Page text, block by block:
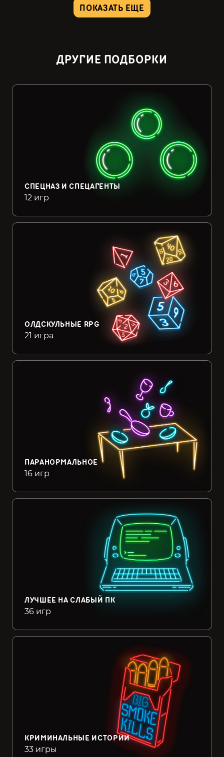
ПОКАЗАТЬ ЕЩЕ
ДРУГИЕ ПОДБОРКИ
СПЕЦНАЗ И СПЕЦАГЕНТЫ
12 игр
ОЛДСКУЛЬНЫЕ RPG
21 игра
ПАРАНОРМАЛЬНОЕ
16 игр
ЛУЧШЕЕ НА СЛАБЫЙ ПК
36 игр
КРИМИНАЛЬНЫЕ ИСТОРИИ
33 игры